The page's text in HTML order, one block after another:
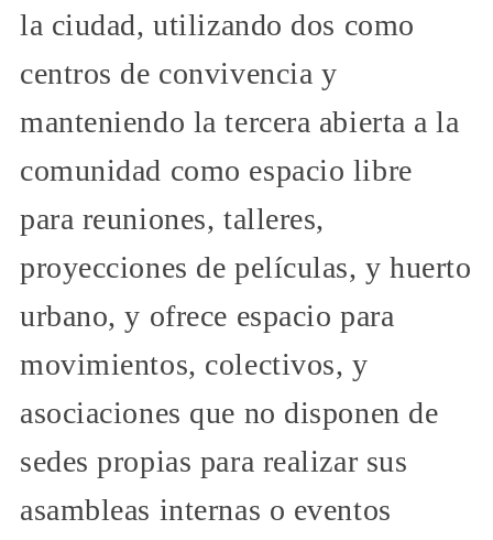
la ciudad, utilizando dos como
centros de convivencia y
manteniendo la tercera abierta a la
comunidad como espacio libre
para reuniones, talleres,
proyecciones de películas, y huerto
urbano, y ofrece espacio para
movimientos, colectivos, y
asociaciones que no disponen de
sedes propias para realizar sus
asambleas internas o eventos